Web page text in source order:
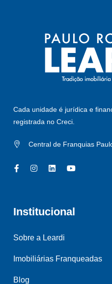
Cada unidade é jurídica e
registrada no Creci.
Central de Franquias
Institucional
Sobre a Leardi
Imobiliárias Franqueadas
Blog